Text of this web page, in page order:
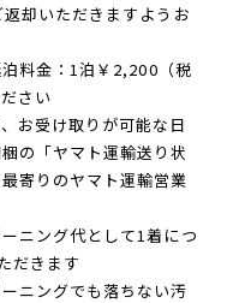
却いただきますようお
料金：1泊￥2,200（税
さい
お受け取りが可能な日
の「ヤマト運輸送り状
寄りのヤマト運輸営業
ニング代として1着につ
だきます
ニングでも落ちない汚